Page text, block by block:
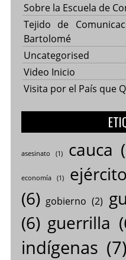
Sobre la Escuela de
Tejido de
Bartolomé
Uncategorised
Video Inicio
Visita por el País que
asesinato (1) cauca
economía(1) ejército
(6) gobierno (2)
(6) guerrilla
indígenas (7)